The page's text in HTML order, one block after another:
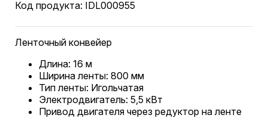
Код продукта: IDL000955
Ленточный конвейер
Длина: 16 м
Ширина ленты: 800 мм
Тип ленты: Игольчатая
Электродвигатель: 5,5 кВт
Привод двигателя через редуктор на ленте